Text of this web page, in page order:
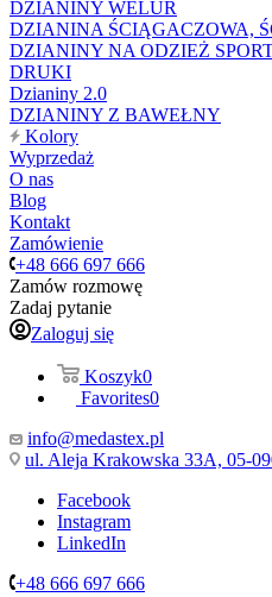
DZIANINY WELUR
DZIANINA ŚCIĄGACZOWA,
DZIANINY NA ODZIEŻ
DRUKI
Dzianiny 2.0
DZIANINY Z BAWEŁNY
Kolory
Wyprzedaż
O nas
Blog
Kontakt
Zamówienie
+48 666 697 666
Zamów rozmowę
Zadaj pytanie
Zaloguj się
Koszyk0
Favorites0
info@medastex.pl
ul. Aleja Krakowska 33A, 05-
Facebook
Instagram
LinkedIn
+48 666 697 666